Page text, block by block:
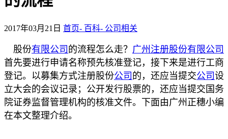
2017年03月21日 首页- 百科- 公司相关
股份有限公司 的流程怎么走？ 广州注册股份有限公司
首先要进行申请名称预先核准登记，接下来是进行工商
登记。以募集方式注册股份公司 的，还应当提交公司设
立大会的会议记录；公开发行股票的，还应当提交国务
院证券监督管理机构的核准文件。下面由广州正穗小编
在本文整理介绍。